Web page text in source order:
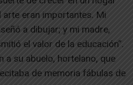
arte eran importantes. Mi
a dibujar; y mi madre,
el valor de la educación”.
a su abuelo, hortelano, que
de memoria fábulas de